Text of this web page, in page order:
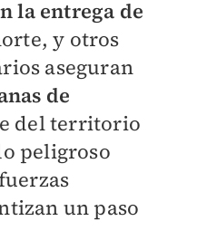
la entrega de
y otros
aseguran
de
del territorio
peligroso
un paso